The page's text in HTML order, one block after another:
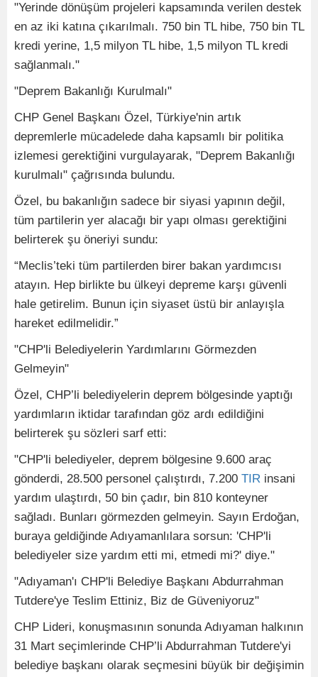
"Yerinde dönüşüm projeleri kapsamında verilen destek
en az iki katına çıkarılmalı. 750 bin TL hibe, 750 bin TL
kredi yerine, 1,5 milyon TL hibe, 1,5 milyon TL kredi
sağlanmalı."
"Deprem Bakanlığı Kurulmalı"
CHP Genel Başkanı Özel, Türkiye'nin artık
depremlerle mücadelede daha kapsamlı bir politika
izlemesi gerektiğini vurgulayarak, "Deprem Bakanlığı
kurulmalı" çağrısında bulundu.
Özel, bu bakanlığın sadece bir siyasi yapının değil,
tüm partilerin yer alacağı bir yapı olması gerektiğini
belirterek şu öneriyi sundu:
“Meclis’teki tüm partilerden birer bakan yardımcısı
atayın. Hep birlikte bu ülkeyi depreme karşı güvenli
hale getirelim. Bunun için siyaset üstü bir anlayışla
hareket edilmelidir.”
"CHP'li Belediyelerin Yardımlarını Görmezden
Gelmeyin"
Özel, CHP’li belediyelerin deprem bölgesinde yaptığı
yardımların iktidar tarafından göz ardı edildiğini
belirterek şu sözleri sarf etti:
"CHP'li belediyeler, deprem bölgesine 9.600 araç
gönderdi, 28.500 personel çalıştırdı, 7.200 TIR insani
yardım ulaştırdı, 50 bin çadır, bin 810 konteyner
sağladı. Bunları görmezden gelmeyin. Sayın Erdoğan,
buraya geldiğinde Adıyamanlılara sorsun: 'CHP'li
belediyeler size yardım etti mi, etmedi mi?' diye."
"Adıyaman'ı CHP'li Belediye Başkanı Abdurrahman
Tutdere'ye Teslim Ettiniz, Biz de Güveniyoruz"
CHP Lideri, konuşmasının sonunda Adıyaman halkının
31 Mart seçimlerinde CHP’li Abdurrahman Tutdere'yi
belediye başkanı olarak seçmesini büyük bir değişimin